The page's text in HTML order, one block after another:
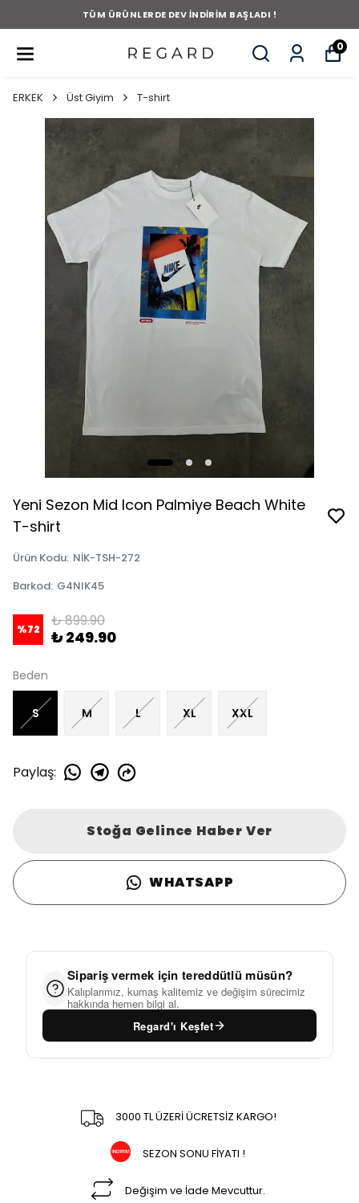
TÜM ÜRÜNLERDE DEV İNDİRİM BAŞLADI !
0
ERKEK Üst Giyim T-shirt
Yeni Sezon Mid Icon Palmiye Beach White
T-shirt
Ürün Kodu: NİK-TSH-272
Barkod: G4NIK45
%72 ₺ 899.90
₺ 249.90
Beden
S M L XL XXL
Paylaş:
Stoğa Gelince Haber Ver
WHATSAPP
Sipariş vermek için tereddütlü müsün?
Kalıplarımız, kumaş kalitemiz ve değişim sürecimiz
hakkında hemen bilgi al.
Regard'ı Keşfet
3000 TL ÜZERİ ÜCRETSİZ KARGO!
SEZON SONU FİYATI !
Değişim ve İade Mevcuttur.